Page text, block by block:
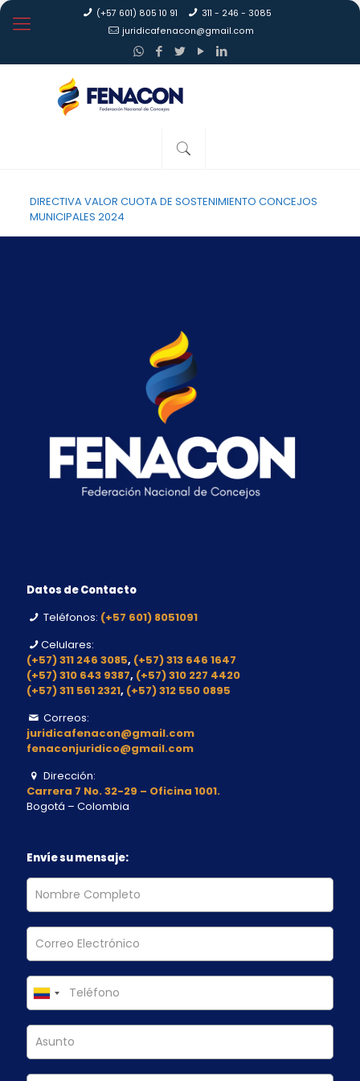
(+57 601) 805 10 91
311 - 246 - 3085
juridicafenacon@gmail.com
DIRECTIVA VALOR CUOTA DE SOSTENIMIENTO CONCEJOS
MUNICIPALES 2024
Datos de Contacto
Teléfonos: (+57 601) 8051091
Celulares:
(+57) 311 246 3085, (+57) 313 646 1647
(+57) 310 643 9387, (+57) 310 227 4420
(+57) 311 561 2321, (+57) 312 550 0895
Correos:
juridicafenacon@gmail.com
fenaconjuridico@gmail.com
Dirección:
Carrera 7 No. 32-29 – Oficina 1001.
Bogotá – Colombia
Envíe su mensaje: